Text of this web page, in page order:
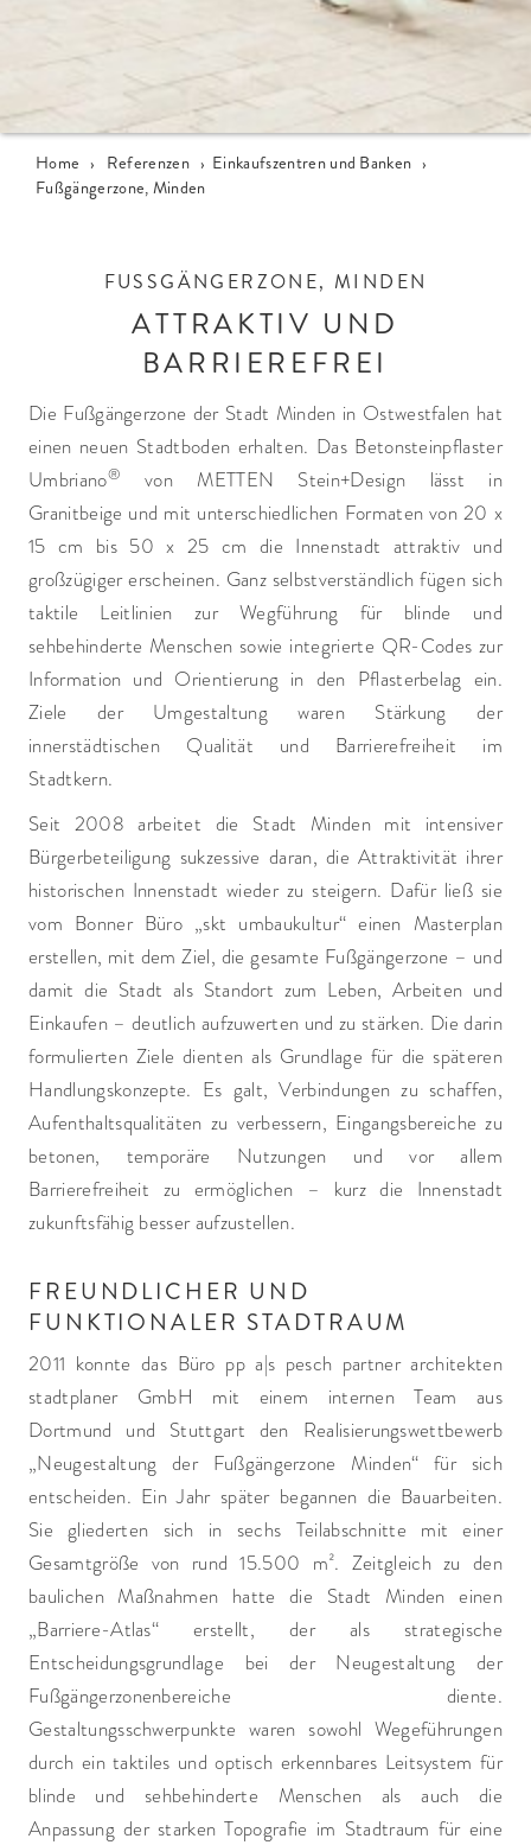
Home › Referenzen › Einkaufszentren und Banken ›
Fußgängerzone, Minden
FUSSGÄNGERZONE, MINDEN
ATTRAKTIV UND
BARRIEREFREI
Die Fußgängerzone der Stadt Minden in Ostwestfalen hat
einen neuen Stadtboden erhalten. Das Betonsteinpflaster
Umbriano®
von METTEN Stein+Design lässt in
Granitbeige und mit unterschiedlichen Formaten von 20 x
15 cm bis 50 x 25 cm die Innenstadt attraktiv und
großzügiger erscheinen. Ganz selbstverständlich fügen sich
taktile Leitlinien zur Wegführung für blinde und
sehbehinderte Menschen sowie integrierte QR-Codes zur
Information und Orientierung in den Pflasterbelag ein.
Ziele der Umgestaltung waren Stärkung der
innerstädtischen Qualität und Barrierefreiheit im
Stadtkern.
Seit 2008 arbeitet die Stadt Minden mit intensiver
Bürgerbeteiligung sukzessive daran, die Attraktivität ihrer
historischen Innenstadt wieder zu steigern. Dafür ließ sie
vom Bonner Büro „skt umbaukultur“ einen Masterplan
erstellen, mit dem Ziel, die gesamte Fußgängerzone – und
damit die Stadt als Standort zum Leben, Arbeiten und
Einkaufen – deutlich aufzuwerten und zu stärken. Die darin
formulierten Ziele dienten als Grundlage für die späteren
Handlungskonzepte. Es galt, Verbindungen zu schaffen,
Aufenthaltsqualitäten zu verbessern, Eingangsbereiche zu
betonen, temporäre Nutzungen und vor allem
Barrierefreiheit zu ermöglichen – kurz die Innenstadt
zukunftsfähig besser aufzustellen.
FREUNDLICHER UND
FUNKTIONALER STADTRAUM
2011 konnte das Büro pp a|s pesch partner architekten
stadtplaner GmbH mit einem internen Team aus
Dortmund und Stuttgart den Realisierungswettbewerb
„Neugestaltung der Fußgängerzone Minden“ für sich
entscheiden. Ein Jahr später begannen die Bauarbeiten.
Sie gliederten sich in sechs Teilabschnitte mit einer
Gesamtgröße von rund 15.500 m². Zeitgleich zu den
baulichen Maßnahmen hatte die Stadt Minden einen
„Barriere-Atlas“ erstellt, der als strategische
Entscheidungsgrundlage bei der Neugestaltung der
Fußgängerzonenbereiche diente.
Gestaltungsschwerpunkte waren sowohl Wegeführungen
durch ein taktiles und optisch erkennbares Leitsystem für
blinde und sehbehinderte Menschen als auch die
Anpassung der starken Topografie im Stadtraum für eine